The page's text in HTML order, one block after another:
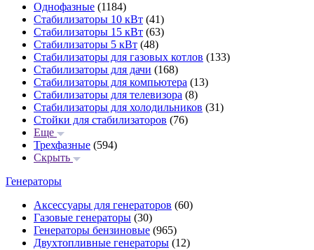
Однофазные (1184)
Стабилизаторы 10 кВт (41)
Стабилизаторы 15 кВт (63)
Стабилизаторы 5 кВт (48)
Стабилизаторы для газовых котлов (133)
Стабилизаторы для дачи (168)
Стабилизаторы для компьютера (13)
Стабилизаторы для телевизора (8)
Стабилизаторы для холодильников (31)
Стойки для стабилизаторов (76)
Еще
Трехфазные (594)
Скрыть
Генераторы
Аксессуары для генераторов (60)
Газовые генераторы (30)
Генераторы бензиновые (965)
Двухтопливные генераторы (12)